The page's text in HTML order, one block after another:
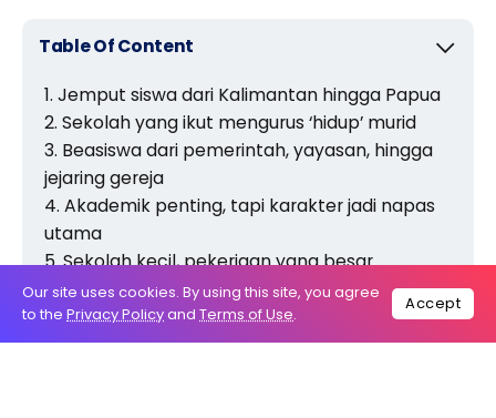
Table Of Content
Jemput siswa dari Kalimantan hingga Papua
Sekolah yang ikut mengurus ‘hidup’ murid
Beasiswa dari pemerintah, yayasan, hingga
jejaring gereja
Akademik penting, tapi karakter jadi napas
utama
Sekolah kecil, pekerjaan yang besar
Misalnya, kisah tentang anak-anak yang nyaris
Our site uses cookies. By using this site, you agree
to the Privacy Policyand Terms of Use.
Accept